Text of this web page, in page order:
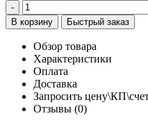
-
В корзину
Быстрый заказ
Обзор товара
Характеристики
Оплата
Доставка
Запросить
Отзывы (0)